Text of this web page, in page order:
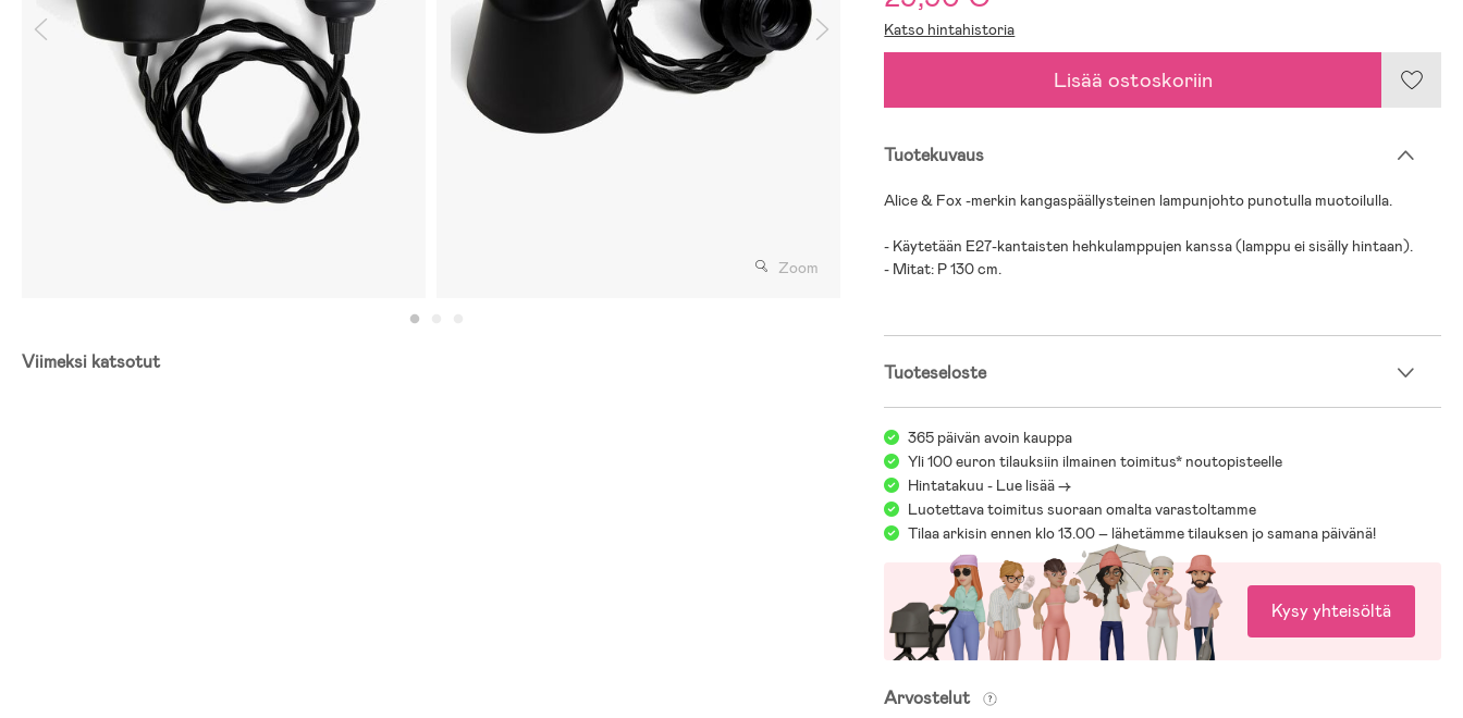
Zoom
Viimeksi katsotut
Katso hintahistoria
Lisää ostoskoriin
Tuotekuvaus
Alice & Fox -merkin kangaspäällysteinen lampunjohto punotulla muotoilulla.
- Käytetään E27-kantaisten hehkulamppujen kanssa (lamppu ei sisälly hintaan).
- Mitat: P 130 cm.
Tuoteseloste
365 päivän avoin kauppa
Yli 100 euron tilauksiin ilmainen toimitus* noutopisteelle
Hintatakuu - Lue lisää ->
Luotettava toimitus suoraan omalta varastoltamme
Tilaa arkisin ennen klo 13.00 – lähetämme tilauksen jo samana päivänä!
Kysy yhteisöltä
Arvostelut